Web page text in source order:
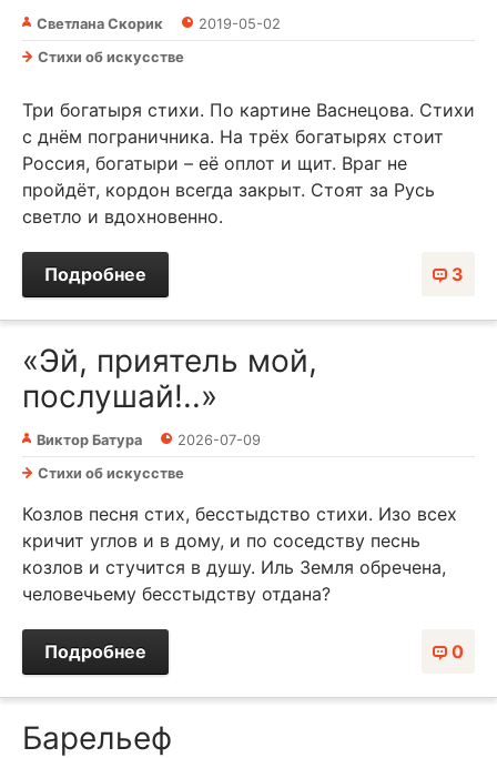
Светлана Скорик
2019-05-02
Стихи об искусстве
Три богатыря стихи. По картине Васнецова. Стихи
с днём пограничника. На трёх богатырях стоит
Россия, богатыри – её оплот и щит. Враг не
пройдёт, кордон всегда закрыт. Стоят за Русь
светло и вдохновенно.
3
Подробнее
«Эй, приятель мой,
послушай!..»
Виктор Батура
2026-07-09
Стихи об искусстве
Козлов песня стих, бесстыдство стихи. Изо всех
кричит углов и в дому, и по соседству песнь
козлов и стучится в душу. Иль Земля обречена,
человечьему бесстыдству отдана?
0
Подробнее
Барельеф